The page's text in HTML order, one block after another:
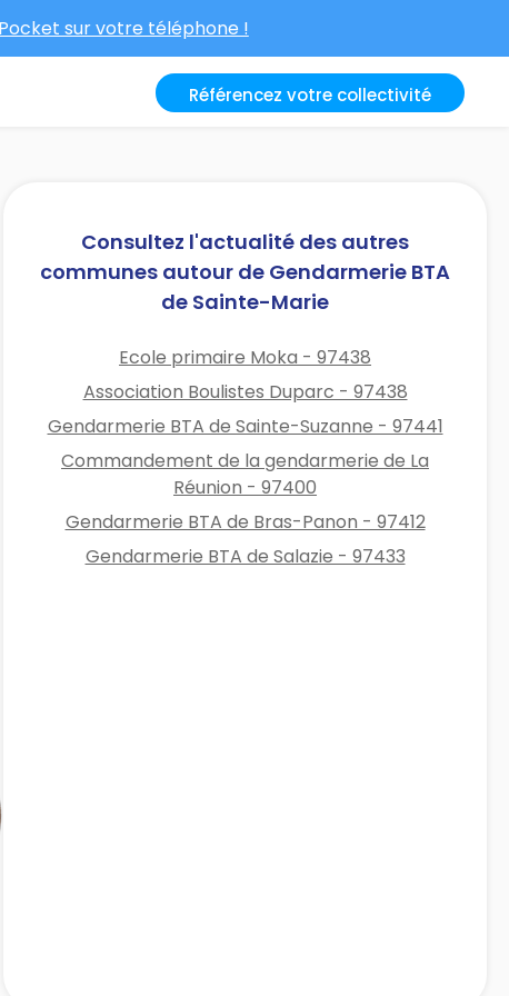
sur votre téléphone !
Référencez votre collectivité
Consultez l'actualité des autres
communes autour de Gendarmerie BTA
de Sainte-Marie
Ecole primaire Moka - 97438
Association Boulistes Duparc - 97438
Gendarmerie BTA de Sainte-Suzanne - 97441
Commandement de la gendarmerie de La
Réunion - 97400
Gendarmerie BTA de Bras-Panon - 97412
Gendarmerie BTA de Salazie - 97433